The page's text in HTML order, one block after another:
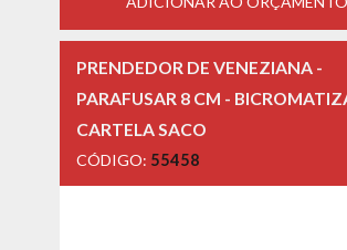
PRENDEDOR DE VENEZIANA -
PARAFUSAR 8 CM -
CARTELA SACO
CÓDIGO: 55458